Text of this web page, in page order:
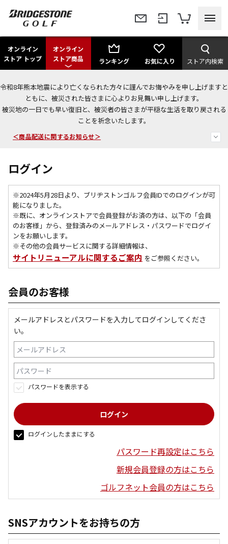
オンライン
ストア トップ
オンライン
ストア商品
ランキング お気に入り ストア内検索
令和8年熊本地震により亡くなられた方々に謹んでお悔やみを申し上げますと
ともに、被災された皆さまに心よりお見舞い申し上げます。
被災地の一日でも早い復旧と、被災者の皆さまが平穏な生活を取り戻される
ことを祈念いたします。
今なら新規会員登録で1,000円OFFクーポンプレゼント！
＜商品配送に関するお知らせ＞
＜夏季休暇中のご注文・発送・お問い合わせ＞
ログイン
※2024年5月28日より、ブリヂストンゴルフ会員IDでのログインが可
能になりました。
※既に、 オンラインストアで会員登録がお済の方は、以下の「会員
のお客様」から、登録済みのメールアドレス・パスワードでログイ
ンをお願いします。
※その他の会員サービスに関する詳細情報は、
サイトリニューアルに関するご案内 をご参照ください。
会員のお客様
メールアドレスとパスワードを入力してログインしてくださ
い。
パスワードを表示する
ログインしたままにする
パスワード再設定はこちら
新規会員登録の方はこちら
ゴルフネット会員の方はこちら
SNSアカウントをお持ちの方